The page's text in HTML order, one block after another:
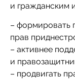
и гражданским
– формировать
прав
– активнее
и
– продвигать